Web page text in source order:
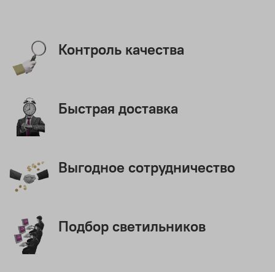
Контроль качества
Быстрая доставка
Выгодное сотрудничество
Подбор светильников